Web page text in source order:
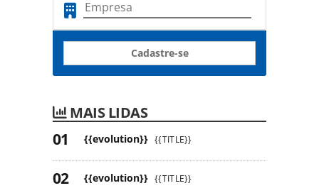
Cadastre-se
MAIS LIDAS
{{evolution}} {{TITLE}}
{{evolution}} {{TITLE}}